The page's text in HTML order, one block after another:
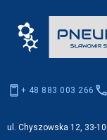
+ 48 883 003 266
ul. Chyszowska 12, 33-